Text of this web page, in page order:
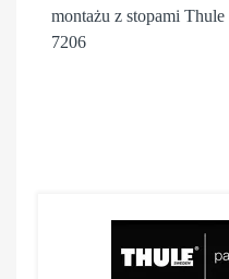
montażu z stopami Thule
7206